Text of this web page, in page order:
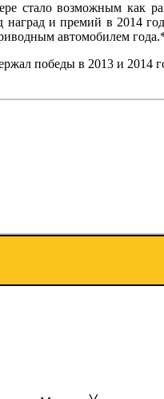
стало возможным как
и премий в 2014
автомобилем
победы в 2013 и 2014